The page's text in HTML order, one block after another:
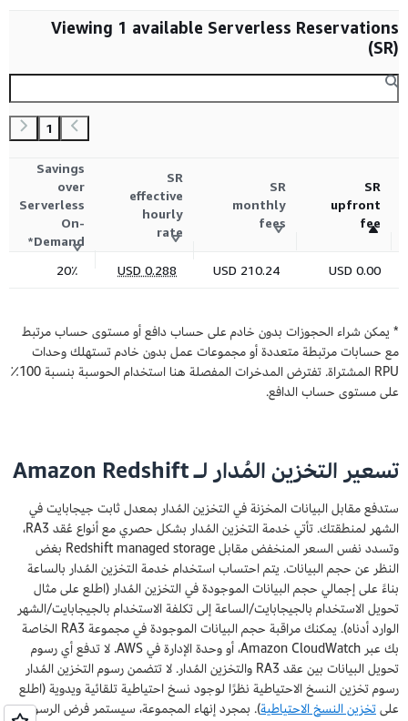
* يمكن شراء الحجوزات بدون خادم على حساب دافع أو مستوى حساب مرتبط
مع حسابات مرتبطة متعددة أو مجموعات عمل بدون خادم تستهلك وحدات
RPU المشتراة. تفترض المدخرات المفصلة هنا استخدام الحوسبة بنسبة 100٪
على مستوى حساب الدافع.
تسعير التخزين المُدار لـ Amazon Redshift
ستدفع مقابل البيانات المخزنة في التخزين المُدار بمعدل ثابت جيجابايت في
الشهر لمنطقتك. تأتي خدمة التخزين المُدار بشكل حصري مع أنواع عُقد RA3،
وتسدد نفس السعر المنخفض مقابل Redshift managed storage بغض
النظر عن حجم البيانات. يتم احتساب استخدام خدمة التخزين المُدار بالساعة
بناءً على إجمالي حجم البيانات الموجودة في التخزين المُدار (اطلع على مثال
تحويل الاستخدام بالجيجابايت/الساعة إلى تكلفة الاستخدام بالجيجابايت/الشهر
الوارد أدناه). يمكنك مراقبة حجم البيانات الموجودة في مجموعة RA3 الخاصة
بك عبر Amazon CloudWatch، أو وحدة الإدارة في AWS. لا تدفع أي رسوم
تحويل البيانات بين عقد RA3 والتخزين المُدار. لا تتضمن رسوم التخزين المُدار
رسوم تخزين النسخ الاحتياطية نظرًا لوجود نسخ احتياطية تلقائية ويدوية (اطلع
علىتخزين النسخ الاحتياطية). بمجرد إنهاء المجموعة، سيستمر فرض الرسوم